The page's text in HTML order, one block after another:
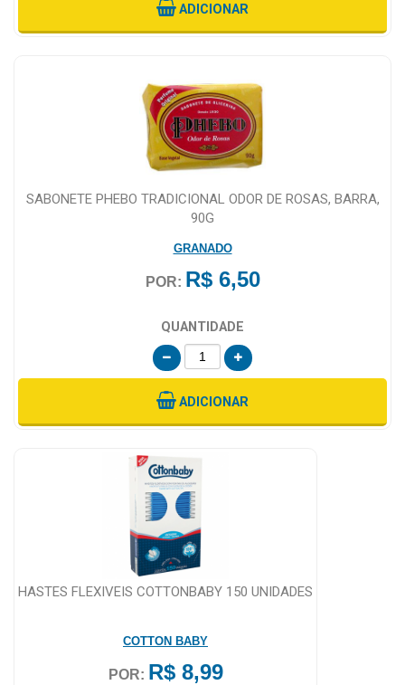
ADICIONAR
SABONETE PHEBO TRADICIONAL ODOR DE ROSAS, BARRA,
90G
GRANADO
POR: R$ 6,50
QUANTIDADE
ADICIONAR
HASTES FLEXIVEIS COTTONBABY 150 UNIDADES
COTTON BABY
POR: R$ 8,99